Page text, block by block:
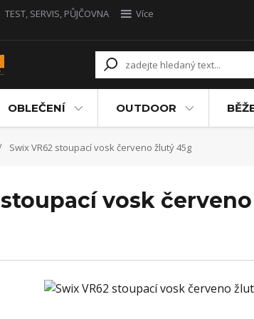
TEST, SERVIS, PŮJČOVNA
Více
OBLEČENÍ OUTDOOR
Swix VR62 stoupací vosk červeno žlutý 45g
vosk